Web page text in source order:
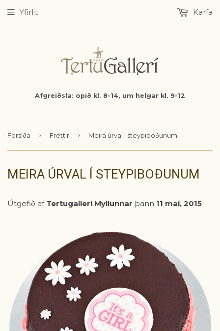
Afgreiðsla: opið kl. 8-14, um helgar kl. 9-12
Yfirlit Karfa
Forsíða › Fréttir › Meira úrval í steypiboðunum
MEIRA ÚRVAL Í STEYPIBOÐUNUM
Útgefið af Tertugallerí Myllunnar þann 11 maí, 2015